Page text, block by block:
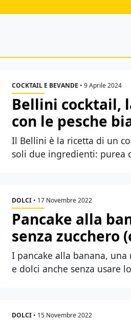
COCKTAIL E BEVANDE • 9 Aprile 2024
Bellini cocktail,
con le pesche
Il Bellini è la ricetta di un
soli due ingredienti: purea
DOLCI • 17 Novembre 2022
Pancake alla
senza zucchero
I pancake alla banana,
e dolci anche senza usare
DOLCI • 15 Novembre 2022